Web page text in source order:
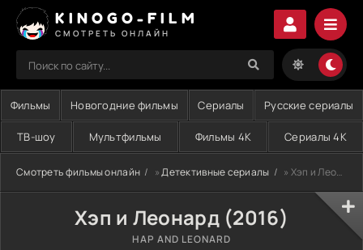
KINOGO-FILM
СМОТРЕТЬ ОНЛАЙН
Фильмы Новогодние фильмы Сериалы Русские сериалы
ТВ-шоу Мультфильмы Фильмы 4K Сериалы 4K
Смотреть фильмы онлайн »Детективные сериалы » Хэп и Леонард (2016)
Хэп и Леонард (2016)
HAP AND LEONARD